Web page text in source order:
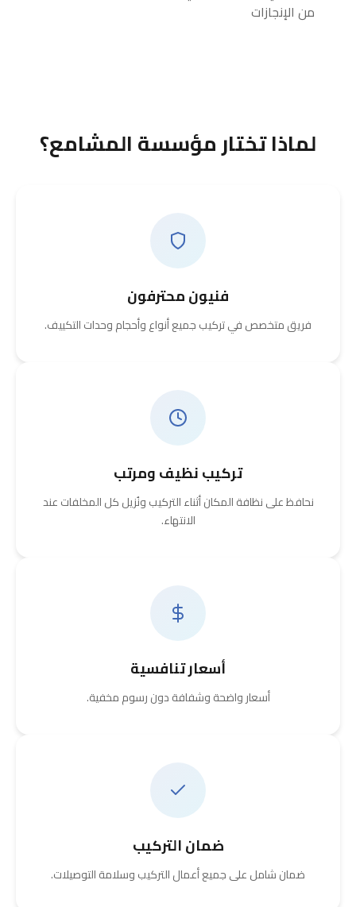
من الإنجازات
لماذا تختار مؤسسة المشامع؟
فنيون محترفون
فريق متخصص في تركيب جميع أنواع وأحجام وحدات التكييف.
تركيب نظيف ومرتب
نحافظ على نظافة المكان أثناء التركيب ونُزيل كل المخلفات عند
الانتهاء.
أسعار تنافسية
أسعار واضحة وشفافة دون رسوم مخفية.
ضمان التركيب
ضمان شامل على جميع أعمال التركيب وسلامة التوصيلات.